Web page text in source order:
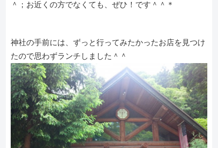
＾；お近くの方でなくても、ぜひ！です＾＾＊
神社の手前には、ずっと行ってみたかったお店を見つけ
たので思わずランチしました＾＾